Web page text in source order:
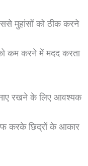
मुहांसों को ठीक करने
कम करने में मदद करता
रखने के लिए आवश्यक
करके छिद्रों के आकार